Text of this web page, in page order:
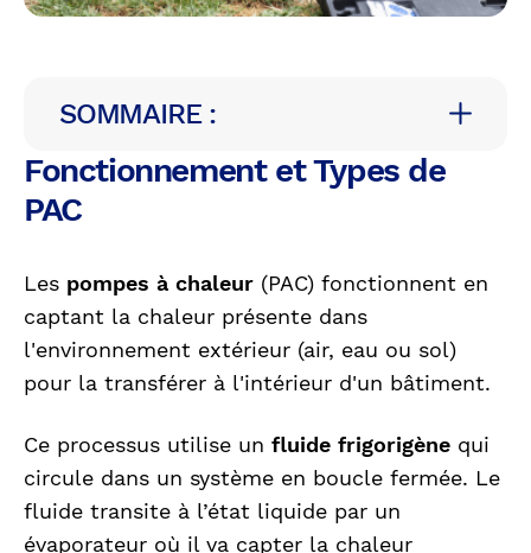
SOMMAIRE :
Fonctionnement et Types de
PAC
Les pompes à chaleur (PAC) fonctionnent en
captant la chaleur présente dans
l'environnement extérieur (air, eau ou sol)
pour la transférer à l'intérieur d'un bâtiment.
Ce processus utilise un fluide frigorigène qui
circule dans un système en boucle fermée. Le
fluide transite à l’état liquide par un
évaporateur où il va capter la chaleur